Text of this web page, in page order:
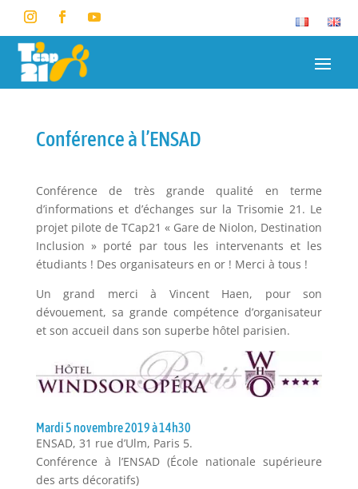
Conférence à l’ENSAD
Conférence de très grande qualité en terme
d’informations et d’échanges sur la Trisomie 21. Le
projet pilote de TCap21 « Gare de Niolon, Destination
Inclusion » porté par tous les intervenants et les
étudiants ! Des organisateurs en or ! Merci à tous !
Un grand merci à Vincent Haen, pour son
dévouement, sa grande compétence d’organisateur
et son accueil dans son superbe hôtel parisien.
Mardi 5 novembre 2019 à 14h30
ENSAD, 31 rue d’Ulm, Paris 5.
Conférence à l’ENSAD (École nationale supérieure
des arts décoratifs)